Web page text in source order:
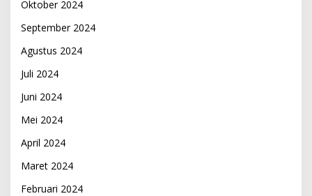
Oktober 2024
September 2024
Agustus 2024
Juli 2024
Juni 2024
Mei 2024
April 2024
Maret 2024
Februari 2024